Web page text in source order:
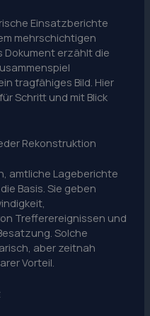
Einsatzberichte
mehrschichtigen
Dokument erzählt die
tragfähiges Bild. Hier
Schritt und mit Blick
Rekonstruktion
amtliche Lageberichte
Basis. Sie geben
Trefferereignissen und
Solche
aber zeitnah
Vorteil.